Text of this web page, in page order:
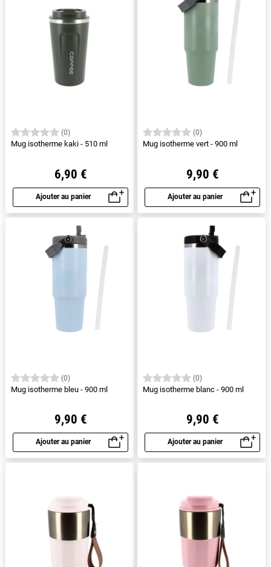
(0)
Mug isotherme kaki - 510 ml
6,90 €
Ajouter au panier
Aperçu rapide
(0)
Mug isotherme vert - 900 ml
9,90 €
Ajouter au panier
Aperçu rapide
(0)
Mug isotherme bleu - 900 ml
9,90 €
Ajouter au panier
Aperçu rapide
(0)
Mug isotherme blanc - 900 ml
9,90 €
Ajouter au panier
Aperçu rapide